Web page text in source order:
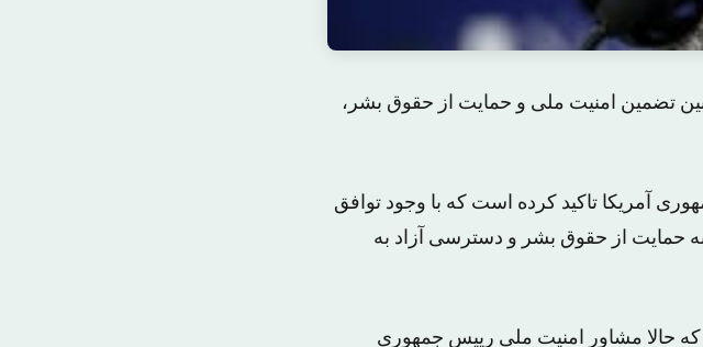
بین تضمین امنیت ملی و حمایت از حقوق بشر،
آمریکا تاکید کرده است که با وجود توافق
به حمایت از حقوق بشر و دسترسی آزاد به
که حالا مشاور امنیت ملی رییس جمهوری